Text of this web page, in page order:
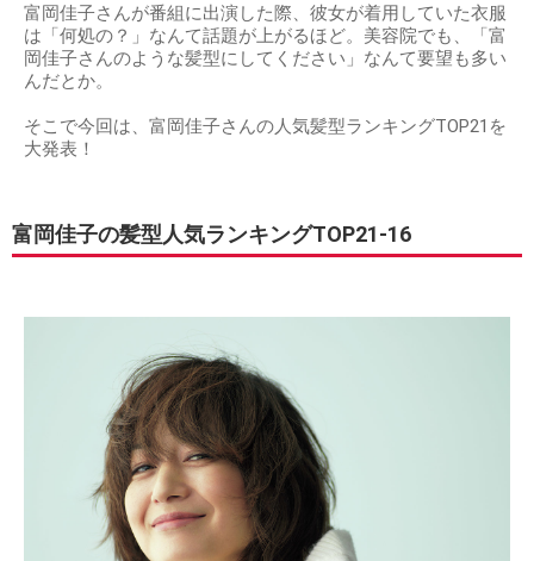
富岡佳子さんが番組に出演した際、彼女が着用していた衣服
は「何処の？」なんて話題が上がるほど。美容院でも、「富
岡佳子さんのような髪型にしてください」なんて要望も多い
んだとか。
そこで今回は、富岡佳子さんの人気髪型ランキングTOP21を
大発表！
富岡佳子の髪型人気ランキングTOP21-16